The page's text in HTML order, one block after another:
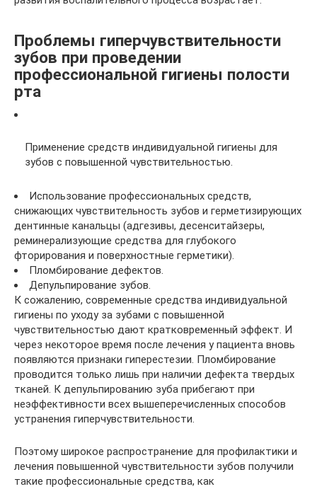
Проблемы гиперчувствительности
зубов при проведении
профессиональной гигиены полости
рта
Применение средств индивидуальной гигиены для
зубов с повышенной чувствительностью.
Использование профессиональных средств,
снижающих чувствительность зубов и герметизирующих
дентинные канальцы (адгезивы, десенситайзеры,
реминерализующие средства для глубокого
фторирования и поверхностные герметики).
Пломбирование дефектов.
Депульпирование зубов.
К сожалению, современные средства индивидуальной
гигиены по уходу за зубами с повышенной
чувствительностью дают кратковременный эффект. И
через некоторое время после лечения у пациента вновь
появляются признаки гиперестезии. Пломбирование
проводится только лишь при наличии дефекта твердых
тканей. К депульпированию зуба прибегают при
неэффективности всех вышеперечисленных способов
устранения гиперчувствительности.
Поэтому широкое распространение для профилактики и
лечения повышенной чувствительности зубов получили
такие профессиональные средства, как